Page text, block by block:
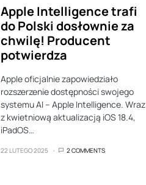
Apple Intelligence trafi
do Polski dosłownie za
chwilę! Producent
potwierdza
Apple oficjalnie zapowiedziało
rozszerzenie dostępności swojego
systemu AI – Apple Intelligence. Wraz
z kwietniową aktualizacją iOS 18.4,
iPadOS…
22 LUTEGO 2025 2 COMMENTS